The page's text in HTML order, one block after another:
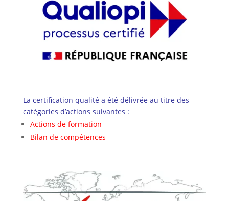
La certification qualité a été délivrée au titre des
catégories d’actions suivantes :
Actions de formation
Bilan de compétences